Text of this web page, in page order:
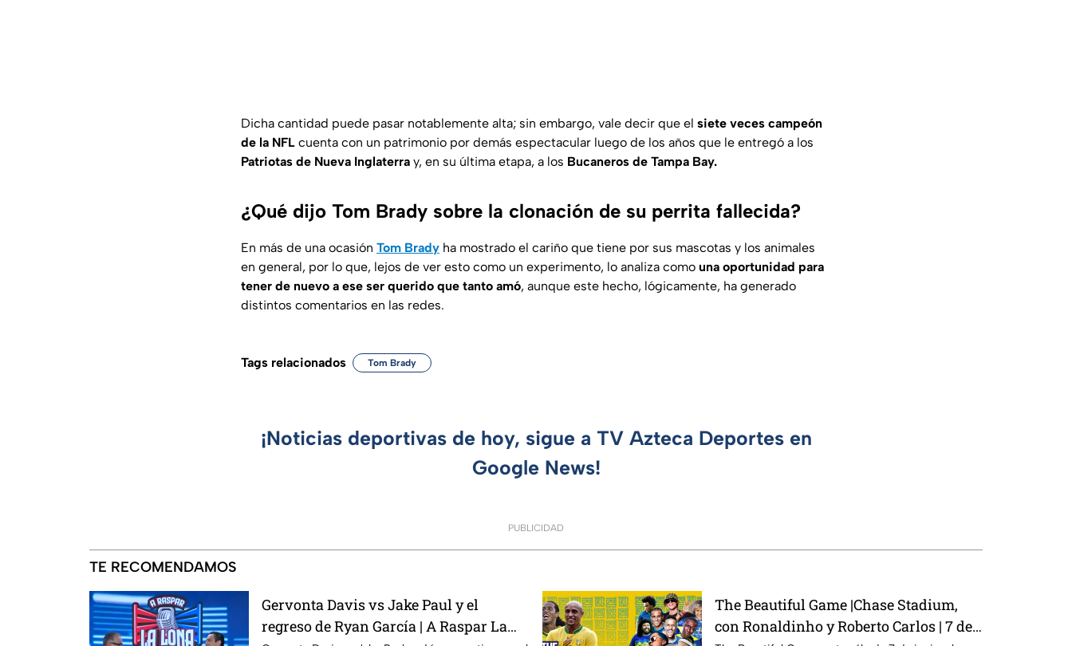
Dicha cantidad puede pasar notablemente alta; sin embargo, vale decir que el siete veces campeón
de la NFL cuenta con un patrimonio por demás espectacular luego de los años que le entregó a los
Patriotas de Nueva Inglaterra y, en su última etapa, a los Bucaneros de Tampa Bay.
¿Qué dijo Tom Brady sobre la clonación de su perrita fallecida?
En más de una ocasión Tom Brady ha mostrado el cariño que tiene por sus mascotas y los animales
en general, por lo que, lejos de ver esto como un experimento, lo analiza como una oportunidad para
tener de nuevo a ese ser querido que tanto amó, aunque este hecho, lógicamente, ha generado
distintos comentarios en las redes.
Tags relacionados Tom Brady
¡Noticias deportivas de hoy, sigue a TV Azteca Deportes en
Google News!
PUBLICIDAD
TE RECOMENDAMOS
Gervonta Davis vs Jake Paul y el
regreso de Ryan García | A Raspar La
The Beautiful Game |Chase Stadium,
con Ronaldinho y Roberto Carlos | 7 de